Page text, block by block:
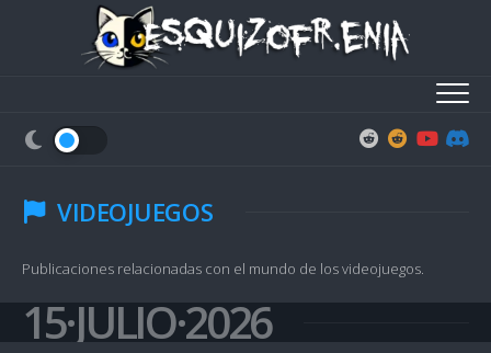
VIDEOJUEGOS
Publicaciones relacionadas con el mundo de los videojuegos.
15·JULIO·2026